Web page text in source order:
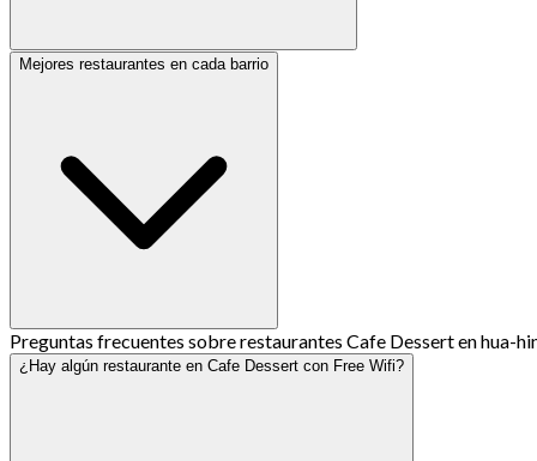
Mejores restaurantes en cada barrio
Preguntas frecuentes sobre restaurantes Cafe Dessert en hua-
¿Hay algún restaurante en Cafe Dessert con Free Wifi?